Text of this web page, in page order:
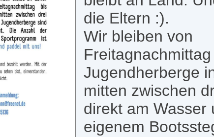
die Eltern :).
Wir bleiben von
Jugendherberge
mitten zwischen
direkt am Wasser
eigenem